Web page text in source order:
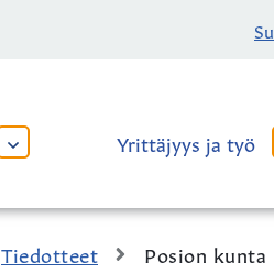
AVAA
ALAVALIKKO
Yrittäjyys ja työ
Tiedotteet Posion